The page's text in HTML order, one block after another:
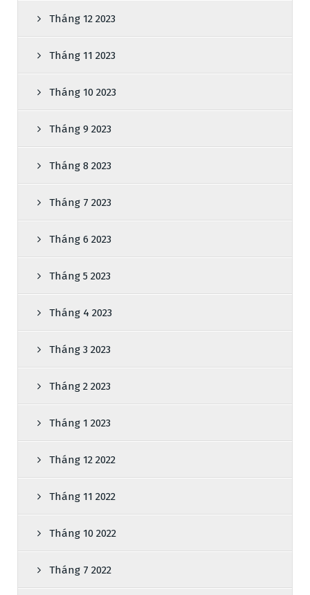
Tháng 12 2023
Tháng 11 2023
Tháng 10 2023
Tháng 9 2023
Tháng 8 2023
Tháng 7 2023
Tháng 6 2023
Tháng 5 2023
Tháng 4 2023
Tháng 3 2023
Tháng 2 2023
Tháng 1 2023
Tháng 12 2022
Tháng 11 2022
Tháng 10 2022
Tháng 7 2022